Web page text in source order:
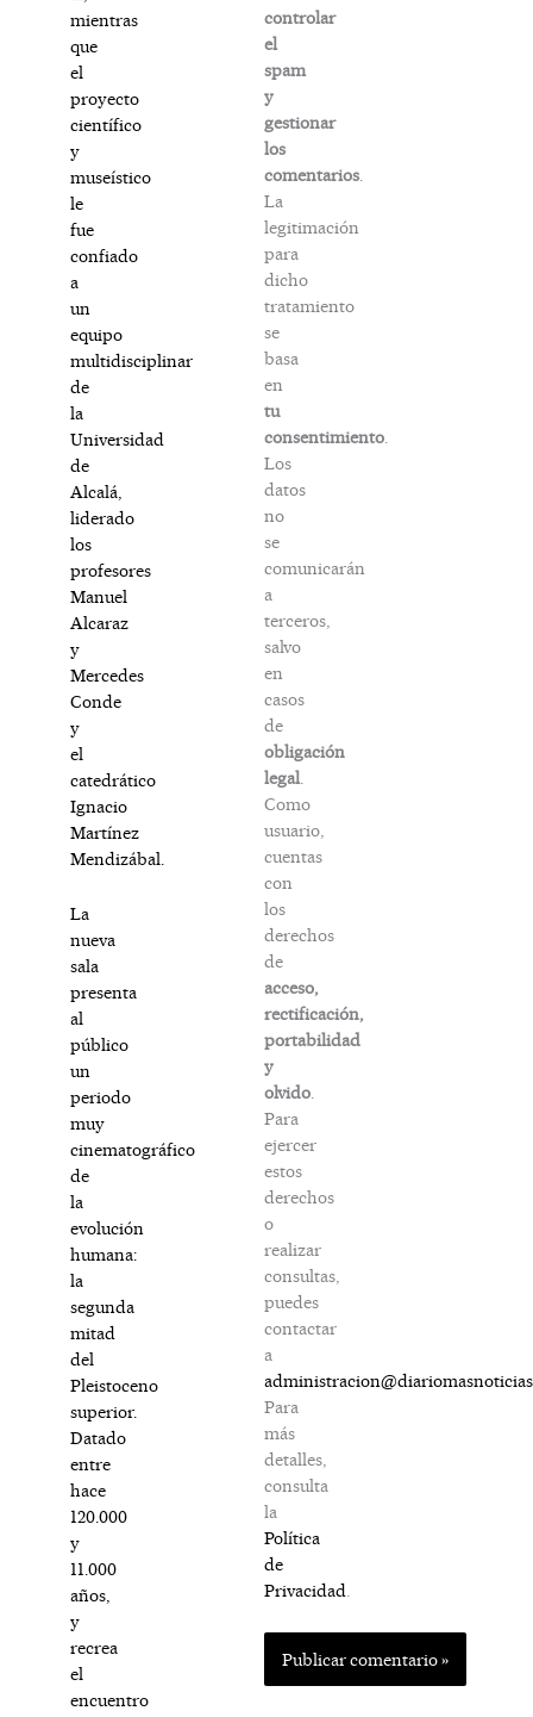
mientras
que
el
proyecto
científico
y
museístico
le
fue
confiado
a
un
equipo
multidisciplinar
de
la
Universidad
de
Alcalá,
liderado
los
profesores
Manuel
Alcaraz
y
Mercedes
Conde
y
el
catedrático
Ignacio
Martínez
Mendizábal.
La
nueva
sala
presenta
al
público
un
periodo
muy
cinematográfico
de
la
evolución
humana:
la
segunda
mitad
del
Pleistoceno
superior.
Datado
entre
hace
120.000
y
11.000
años,
y
recrea
el
encuentro
controlar
el
spam
y
gestionar
los
comentarios
La
legitimación
para
dicho
tratamiento
se
basa
en
tu
consentimiento
Los
datos
no
se
comunicarán
a
terceros,
salvo
en
casos
de
obligación
legal
Como
usuario,
cuentas
con
los
derechos
de
acceso,
rectificación,
portabilidad
y
olvido
Para
ejercer
estos
derechos
o
realizar
consultas,
puedes
contactar
a
Para
más
detalles,
consulta
la
Política
de
Privacidad